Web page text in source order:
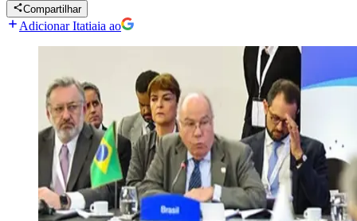
Compartilhar
Adicionar Itatiaia ao